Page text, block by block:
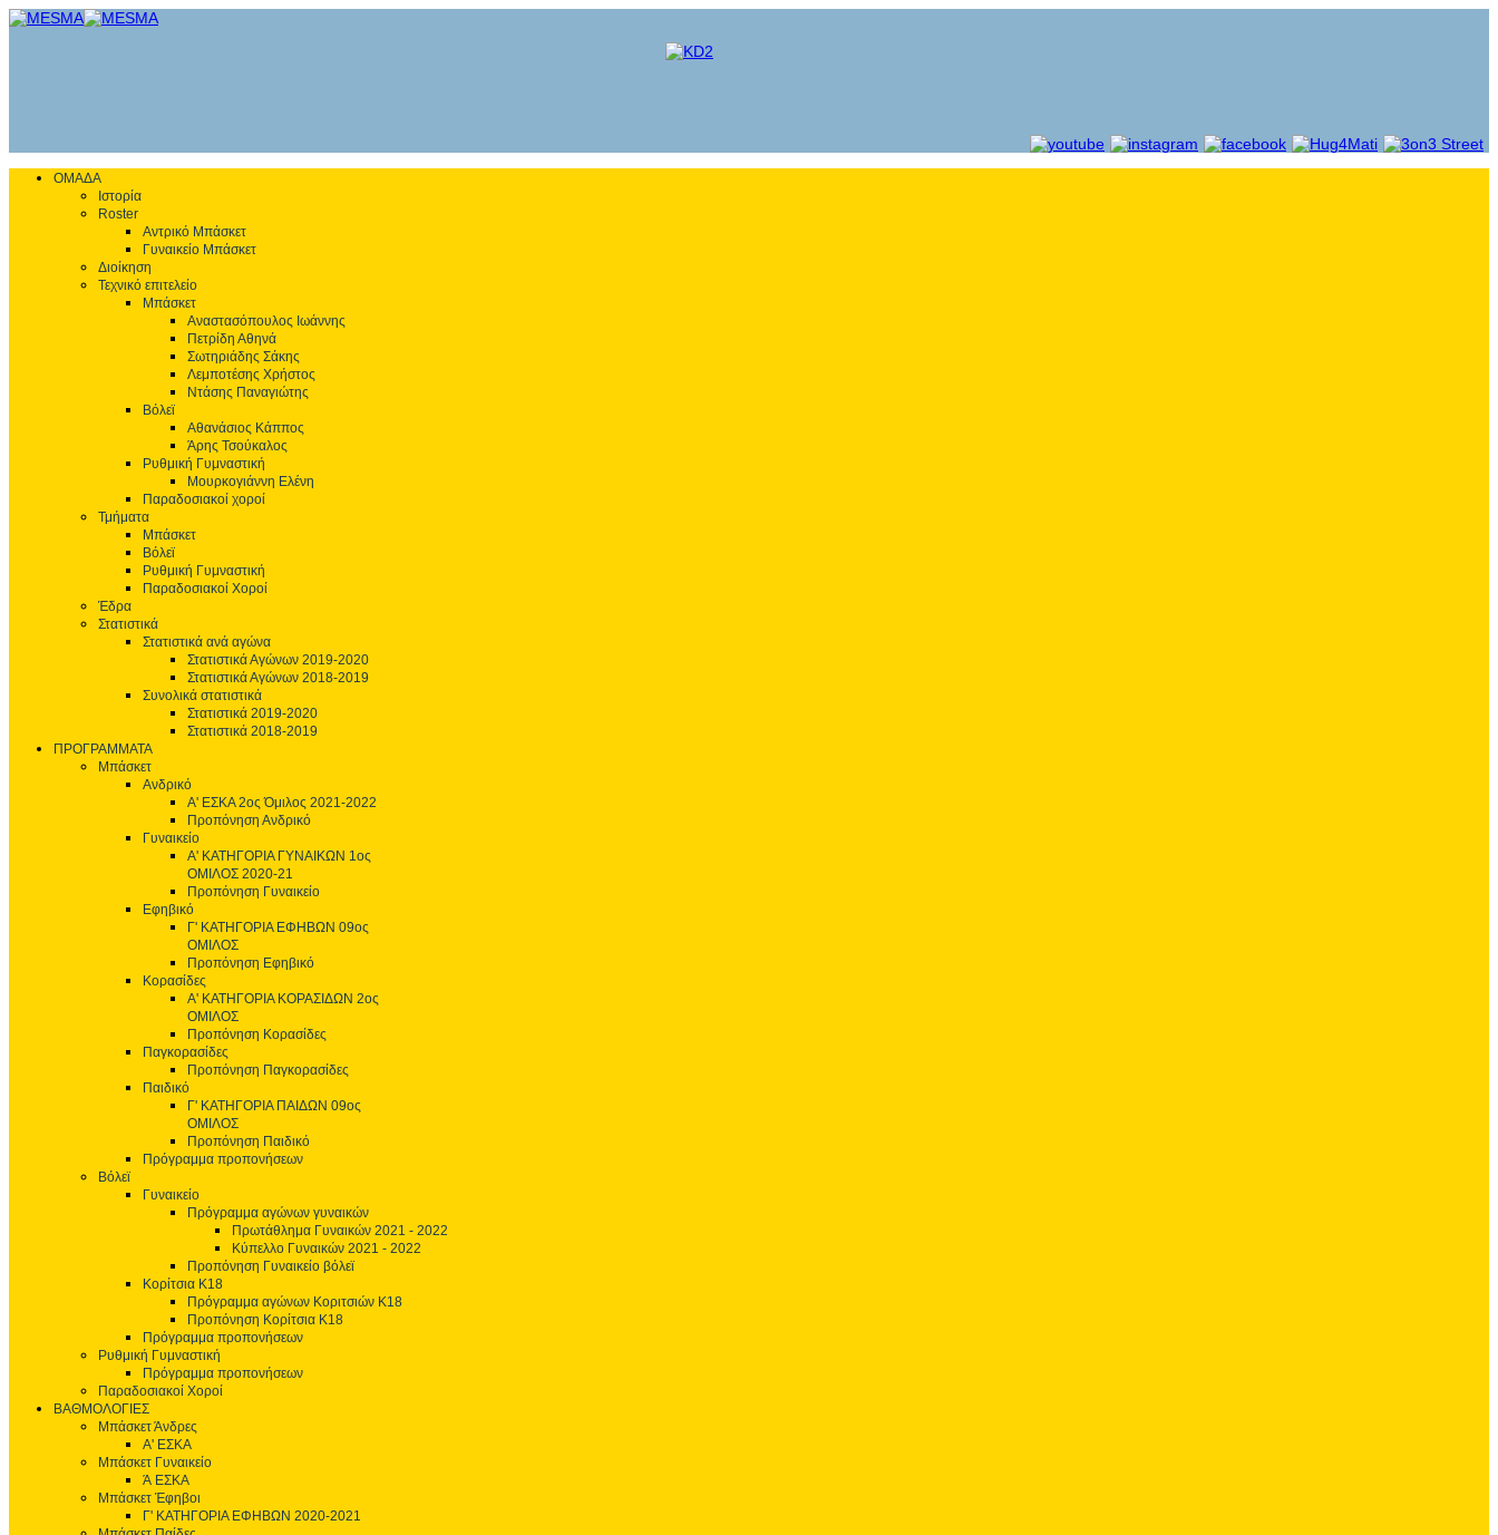
ΟΜΑΔΑ
Ιστορία
Roster
Αντρικό Μπάσκετ
Γυναικείο Μπάσκετ
Διοίκηση
Τεχνικό επιτελείο
Μπάσκετ
Αναστασόπουλος Ιωάννης
Πετρίδη Αθηνά
Σωτηριάδης Σάκης
Λεμποτέσης Χρήστος
Ντάσης Παναγιώτης
Βόλεϊ
Αθανάσιος Κάππος
Άρης Τσούκαλος
Ρυθμική Γυμναστική
Μουρκογιάννη Ελένη
Παραδοσιακοί χοροί
Τμήματα
Μπάσκετ
Βόλεϊ
Ρυθμική Γυμναστική
Παραδοσιακοί Χοροί
Έδρα
Στατιστικά
Στατιστικά ανά αγώνα
Στατιστικά Αγώνων 2019-2020
Στατιστικά Αγώνων 2018-2019
Συνολικά στατιστικά
Στατιστικά 2019-2020
Στατιστικά 2018-2019
ΠΡΟΓΡΑΜΜΑΤΑ
Μπάσκετ
Ανδρικό
Α' ΕΣΚΑ 2ος Όμιλος 2021-2022
Προπόνηση Ανδρικό
Γυναικείο
Α' ΚΑΤΗΓΟΡΙΑ ΓΥΝΑΙΚΩΝ 1ος
ΟΜΙΛΟΣ 2020-21
Προπόνηση Γυναικείο
Εφηβικό
Γ' ΚΑΤΗΓΟΡΙΑ ΕΦΗΒΩΝ 09ος
ΟΜΙΛΟΣ
Προπόνηση Εφηβικό
Κορασίδες
Α' ΚΑΤΗΓΟΡΙΑ ΚΟΡΑΣΙΔΩΝ 2ος
ΟΜΙΛΟΣ
Προπόνηση Κορασίδες
Παγκορασίδες
Προπόνηση Παγκορασίδες
Παιδικό
Γ' ΚΑΤΗΓΟΡΙΑ ΠΑΙΔΩΝ 09ος
ΟΜΙΛΟΣ
Προπόνηση Παιδικό
Πρόγραμμα προπονήσεων
Βόλεϊ
Γυναικείο
Πρόγραμμα αγώνων γυναικών
Πρωτάθλημα Γυναικών 2021 - 2022
Κύπελλο Γυναικών 2021 - 2022
Προπόνηση Γυναικείο βόλεϊ
Κορίτσια Κ18
Πρόγραμμα αγώνων Κοριτσιών Κ18
Προπόνηση Κορίτσια Κ18
Πρόγραμμα προπονήσεων
Ρυθμική Γυμναστική
Πρόγραμμα προπονήσεων
Παραδοσιακοί Χοροί
ΒΑΘΜΟΛΟΓΙΕΣ
Μπάσκετ Άνδρες
Α' ΕΣΚΑ
Μπάσκετ Γυναικείο
Ά ΕΣΚΑ
Μπάσκετ Έφηβοι
Γ' ΚΑΤΗΓΟΡΙΑ ΕΦΗΒΩΝ 2020-2021